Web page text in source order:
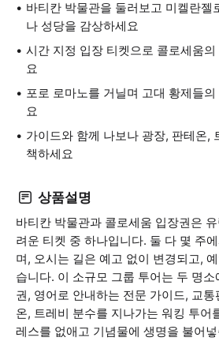
바티칸 박물관을 둘러보고 미켈란젤
나 성당을 감상하세요
시간 지정 입장 티켓으로 콜로세움
요
포로 로마노를 거닐며 고대 황제들
요
가이드와 함께 나보나 광장, 판테온,
책하세요
상품설명
바티칸 박물관과 콜로세움 입장권은
려운 티켓 중 하나입니다. 둘 다 몇 주
며, 오시는 길은 예고 없이 변경되고,
습니다. 이 소규모 그룹 투어는 두 명
권, 영어로 안내하는 전문 가이드, 교
온, 트레비 분수를 지나가는 워킹 투어
레스를 없애고 기념물에 생명을 불어